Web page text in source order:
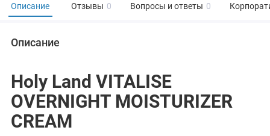
Описание Отзывы 0 Вопросы и ответы 0
Описание
Holy Land VITALISE
OVERNIGHT MOISTURIZER
CREAM